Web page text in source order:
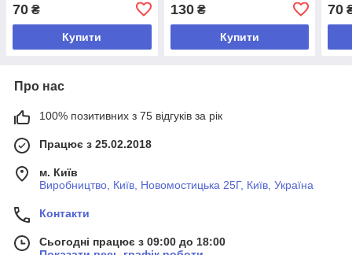
70 ₴
Купити
130₴
Купити
70
Про нас
100% позитивних з 75 відгуків за рік
Працює з 25.02.2018
м. Київ
Виробництво, Київ, Новомостицька 25Г, Київ, Україна
Контакти
Сьогодні працює з 09:00 до 18:00